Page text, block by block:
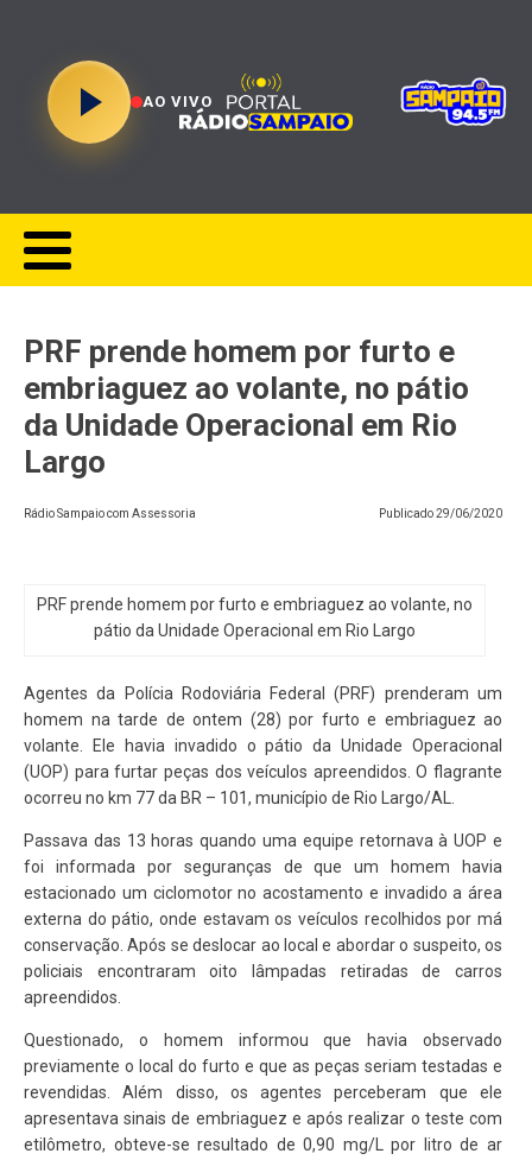
AO VIVO
PRF prende homem por furto e
embriaguez ao volante, no pátio
da Unidade Operacional em Rio
Largo
Rádio Sampaio com Assessoria Publicado29/06/2020
PRF prende homem por furto e embriaguez ao volante, no
pátio da Unidade Operacional em Rio Largo
Agentes da Polícia Rodoviária Federal (PRF) prenderam um
homem na tarde de ontem (28) por furto e embriaguez ao
volante. Ele havia invadido o pátio da Unidade Operacional
(UOP) para furtar peças dos veículos apreendidos. O flagrante
ocorreu no km 77 da BR – 101, município de Rio Largo/AL.
Passava das 13 horas quando uma equipe retornava à UOP e
foi informada por seguranças de que um homem havia
estacionado um ciclomotor no acostamento e invadido a área
externa do pátio, onde estavam os veículos recolhidos por má
conservação. Após se deslocar ao local e abordar o suspeito, os
policiais encontraram oito lâmpadas retiradas de carros
apreendidos.
Questionado, o homem informou que havia observado
previamente o local do furto e que as peças seriam testadas e
revendidas. Além disso, os agentes perceberam que ele
apresentava sinais de embriaguez e após realizar o teste com
etilômetro, obteve-se resultado de 0,90 mg/L por litro de ar